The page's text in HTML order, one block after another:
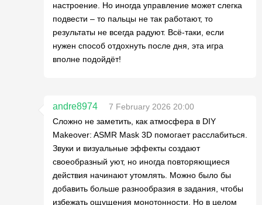
настроение. Но иногда управление может слегка
подвести – то пальцы не так работают, то
результаты не всегда радуют. Всё-таки, если
нужен способ отдохнуть после дня, эта игра
вполне подойдёт!
andre8974
7 February 2026 20:00
Сложно не заметить, как атмосфера в DIY
Makeover: ASMR Mask 3D помогает расслабиться.
Звуки и визуальные эффекты создают
своеобразный уют, но иногда повторяющиеся
действия начинают утомлять. Можно было бы
добавить больше разнообразия в задания, чтобы
избежать ощущения монотонности. Но в целом